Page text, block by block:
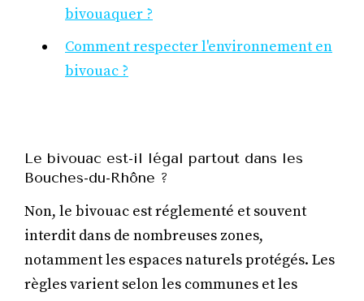
bivouaquer ?
Comment respecter l'environnement en
bivouac ?
Le bivouac est-il légal partout dans les
Bouches-du-Rhône ?
Non, le bivouac est réglementé et souvent
interdit dans de nombreuses zones,
notamment les espaces naturels protégés. Les
règles varient selon les communes et les